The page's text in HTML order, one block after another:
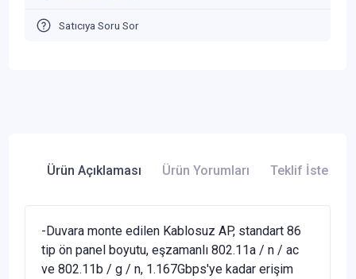
Satıcıya Soru Sor
Ürün Açıklaması Ürün Yorumları Teklif İste
-Duvara monte edilen Kablosuz AP, standart 86
tip ön panel boyutu, eşzamanlı 802.11a / n / ac
ve 802.11b / g / n, 1.167Gbps'ye kadar erişim